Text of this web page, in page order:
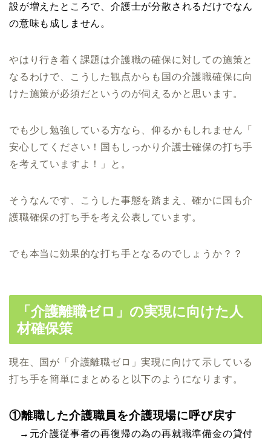
設が増えたところで、 介護士が分散されるだけでなん
の意味も成しません。
やはり行き着く課題は介護職の確保に対しての施策と
なるわけで、こうした観点からも国の介護職確保に向
けた施策が必須だというのが伺えるかと思います。
でも少し勉強している方なら、仰るかもしれません「
安心してください！ 国もしっかり介護士確保の打ち手
を考えていますよ！」と。
そうなんです、
こうした事態を踏まえ、確かに国も介
護職確保の打ち手を考え公表し ています。
でも本当に効果的な打ち手となるのでしょうか？？
「介護離職ゼロ」の実現に向けた人
材確保策
現在、国が「介護離職ゼロ」実現に向けて示している
打ち手を簡単にまとめると以下のようになります。
①離職した介護職員を介護現場に呼び戻す
→元介護従事者の再復帰の為の再就職準備金の貸付